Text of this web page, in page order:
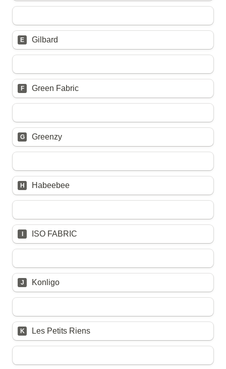
Untitled multiple choice field
E Gilbard
Untitled multiple choice field
F Green Fabric
Untitled multiple choice field
G Greenzy
Untitled multiple choice field
H Habeebee
Untitled multiple choice field
ISO FABRIC
Untitled multiple choice field
J Konligo
Untitled multiple choice field
K Les Petits Riens